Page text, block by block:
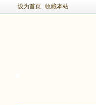
设为首页 收藏本站